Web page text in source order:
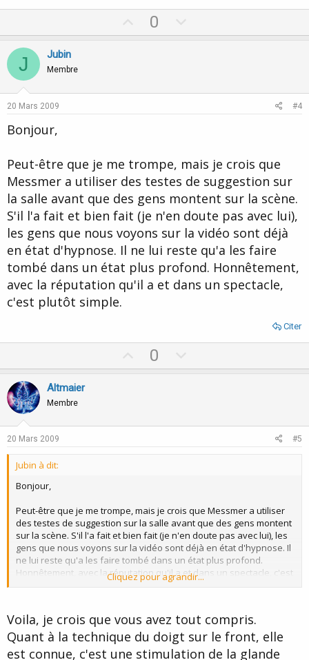
p
0
o
J Jubin
Membre
20 Mars 2009 #4
Bonjour,
Peut-être que je me trompe, mais je crois que
Messmer a utiliser des testes de suggestion sur
la salle avant que des gens montent sur la scène.
S'il l'a fait et bien fait (je n'en doute pas avec lui),
les gens que nous voyons sur la vidéo sont déjà
en état d'hypnose. Il ne lui reste qu'a les faire
tombé dans un état plus profond. Honnêtement,
avec la réputation qu'il a et dans un spectacle,
c'est plutôt simple.
Citer
p
t
0
o
v
Altmaier
Membre
20 Mars 2009 #5
Jubin à dit:
Bonjour,
Peut-être que je me trompe, mais je crois que Messmer a utiliser
des testes de suggestion sur la salle avant que des gens montent
sur la scène. S'il l'a fait et bien fait (je n'en doute pas avec lui), les
gens que nous voyons sur la vidéo sont déjà en état d'hypnose. Il
ne lui reste qu'a les faire tombé dans un état plus profond.
Honnêtement, avec la réputation qu'il a et dans un spectacle, c'est
Cliquez pour agrandir...
Voila, je crois que vous avez tout compris.
Quant à la technique du doigt sur le front, elle
est connue, c'est une stimulation de la glande